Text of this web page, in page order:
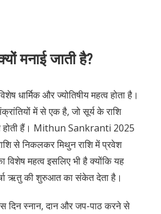
मनाई जाती है?
धार्मिक और ज्योतिषीय महत्व होता है।
में से एक है, जो सूर्य के राशि
होती हैं। Mithun Sankranti 2025
से निकलकर मिथुन राशि में प्रवेश
महत्व इसलिए भी है क्योंकि यह
ऋतु की शुरुआत का संकेत देता है।
इस दिन स्नान, दान और जप-पाठ करने से